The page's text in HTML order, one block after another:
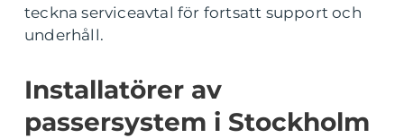
teckna serviceavtal för fortsatt support och
underhåll.
Installatörer av
passersystem i Stockholm